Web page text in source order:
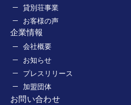
貸別荘事業
お客様の声
企業情報
会社概要
お知らせ
プレスリリース
加盟団体
お問い合わせ